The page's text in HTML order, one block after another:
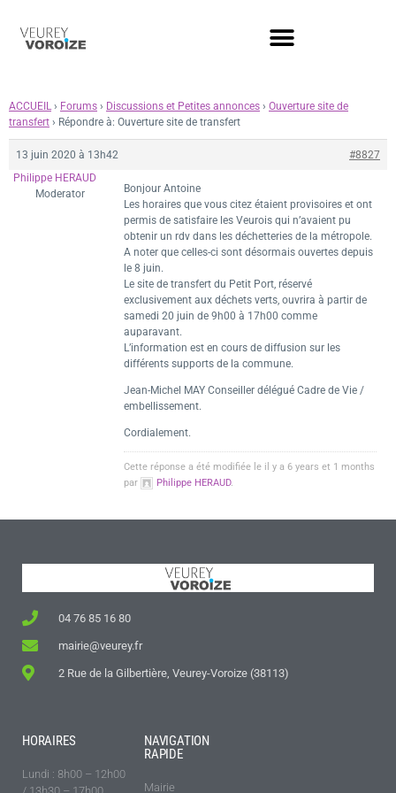
ACCUEIL › Forums › Discussions et Petites annonces › Ouverture site de
transfert › Répondre à: Ouverture site de transfert
13 juin 2020 à 13h42
#8827
Philippe HERAUD
Moderator
Bonjour Antoine
Les horaires que vous citez étaient provisoires et ont
permis de satisfaire les Veurois qui n’avaient pu
obtenir un rdv dans les déchetteries de la métropole.
A noter que celles-ci sont désormais ouvertes depuis
le 8 juin.
Le site de transfert du Petit Port, réservé
exclusivement aux déchets verts, ouvrira à partir de
samedi 20 juin de 9h00 à 17h00 comme
auparavant.
L’information est en cours de diffusion sur les
différents supports de la commune.
Jean-Michel MAY Conseiller délégué Cadre de Vie /
embellissement.
Cordialement.
Cette réponse a été modifiée le il y a 6 years et 1 months
par
Philippe HERAUD.
04 76 85 16 80
mairie@veurey.fr
2 Rue de la Gilbertière, Veurey-Voroize (38113)
HORAIRES
Lundi : 8h00 – 12h00
NAVIGATION
RAPIDE
Mairie